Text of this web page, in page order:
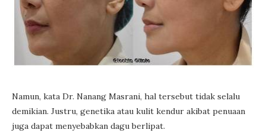
Namun, kata Dr. Nanang Masrani, hal tersebut tidak selalu
demikian. Justru, genetika atau kulit kendur akibat penuaan
juga dapat menyebabkan dagu berlipat.